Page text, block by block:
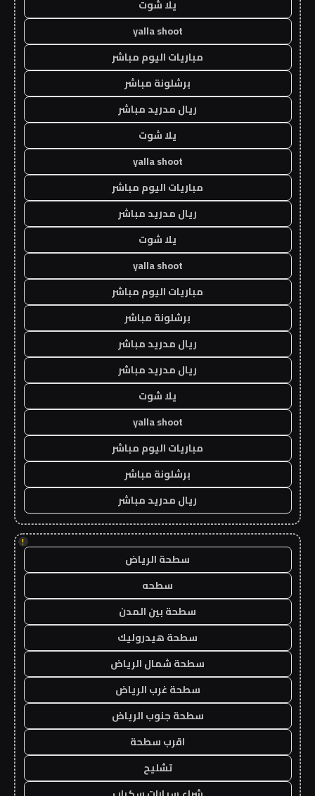
يلا شوت
yalla shoot
مباريات اليوم مباشر
برشلونة مباشر
ريال مدريد مباشر
يلا شوت
yalla shoot
مباريات اليوم مباشر
ريال مدريد مباشر
يلا شوت
yalla shoot
مباريات اليوم مباشر
برشلونة مباشر
ريال مدريد مباشر
ريال مدريد مباشر
يلا شوت
yalla shoot
مباريات اليوم مباشر
برشلونة مباشر
ريال مدريد مباشر
!
سطحة الرياض
سطحه
سطحة بين المدن
سطحة هيدروليك
سطحة شمال الرياض
سطحة غرب الرياض
سطحة جنوب الرياض
اقرب سطحة
تشليح